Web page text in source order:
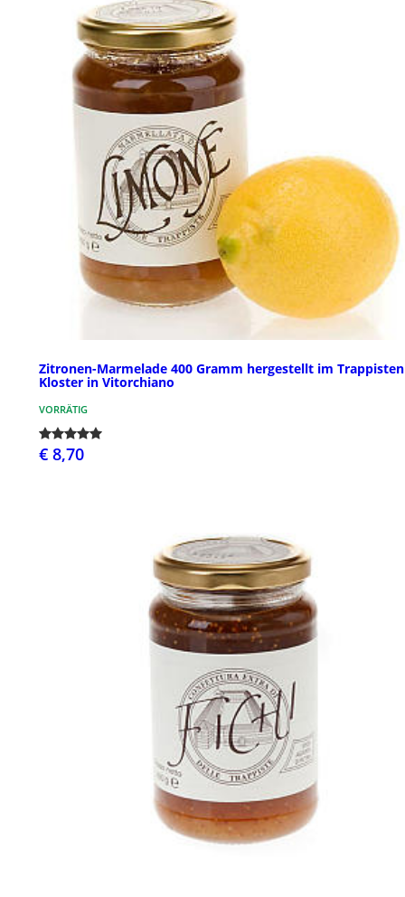
Zitronen-Marmelade 400 Gramm hergestellt im Trappisten
Kloster in Vitorchiano
VORRÄTIG
€ 8,70